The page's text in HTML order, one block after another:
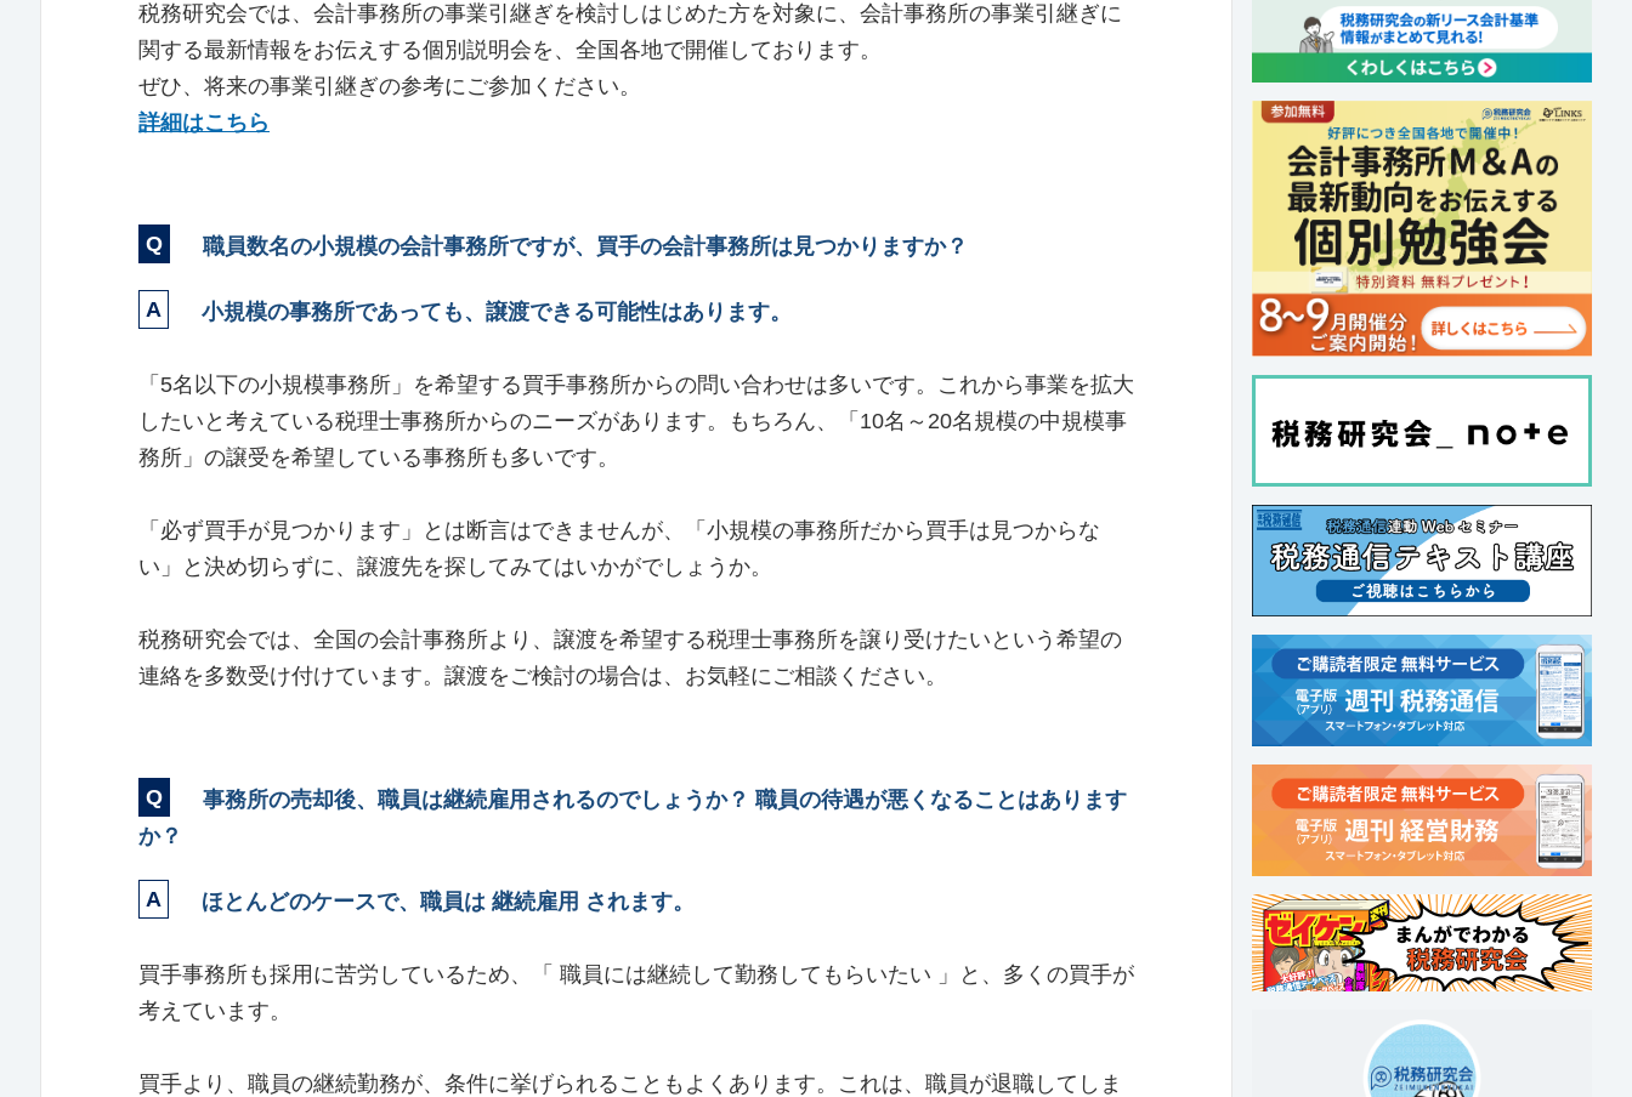
税務研究会では、会計事務所の事業引継ぎを検討しはじめた方を対象に、会計事務所の事業引継ぎに
関する最新情報をお伝えする個別説明会を、全国各地で開催しております。
ぜひ、将来の事業引継ぎの参考にご参加ください。
詳細はこちら
職員数名の小規模の会計事務所ですが、買手の会計事務所は見つかりますか？
小規模の事務所であっても、譲渡できる可能性はあります。
「5名以下の小規模事務所」を希望する買手事務所からの問い合わせは多いです。これから事業を拡大
したいと考えている税理士事務所からのニーズがあります。もちろん、「10名～20名規模の中規模事
務所」の譲受を希望している事務所も多いです。
「必ず買手が見つかります」とは断言はできませんが、「小規模の事務所だから買手は見つからな
い」と決め切らずに、譲渡先を探してみてはいかがでしょうか。
税務研究会では、全国の会計事務所より、譲渡を希望する税理士事務所を譲り受けたいという希望の
連絡を多数受け付けています。譲渡をご検討の場合は、お気軽にご相談ください。
事務所の売却後、職員は継続雇用されるのでしょうか？ 職員の待遇が悪くなることはあります
か？
ほとんどのケースで、職員は 継続雇用 されます。
買手事務所も採用に苦労しているため、「 職員には継続して勤務してもらいたい 」と、多くの買手が
考えています。
買手より、職員の継続勤務が、条件に挙げられることもよくあります。これは、職員が退職してしま